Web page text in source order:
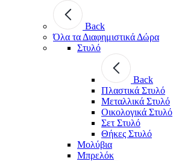
Back
Όλα τα Διαφημιστικά Δώρα
Στυλό
Back
Πλαστικά Στυλό
Μεταλλικά Στυλό
Οικολογικά Στυλό
Σετ Στυλό
Θήκες Στυλό
Μολύβια
Μπρελόκ